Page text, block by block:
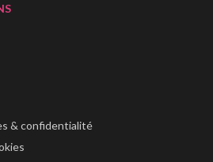
& confidentialité